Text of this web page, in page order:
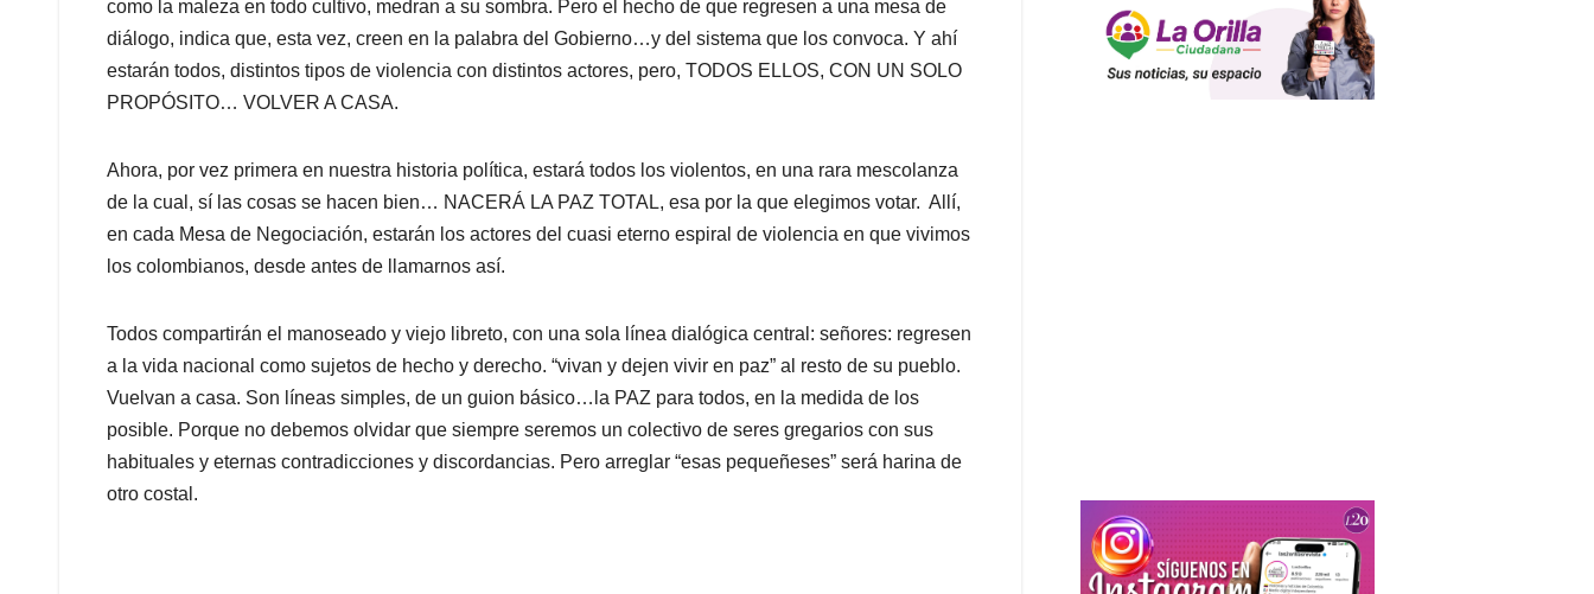
como la maleza en todo cultivo, medran a su sombra. Pero el hecho de que regresen a una mesa de
diálogo, indica que, esta vez, creen en la palabra del Gobierno…y del sistema que los convoca. Y ahí
estarán todos, distintos tipos de violencia con distintos actores, pero, TODOS ELLOS, CON UN SOLO
PROPÓSITO… VOLVER A CASA.
Ahora, por vez primera en nuestra historia política, estará todos los violentos, en una rara mescolanza
de la cual, sí las cosas se hacen bien… NACERÁ LA PAZ TOTAL, esa por la que elegimos votar. Allí,
en cada Mesa de Negociación, estarán los actores del cuasi eterno espiral de violencia en que vivimos
los colombianos, desde antes de llamarnos así.
Todos compartirán el manoseado y viejo libreto, con una sola línea dialógica central: señores: regresen
a la vida nacional como sujetos de hecho y derecho. “vivan y dejen vivir en paz” al resto de su pueblo.
Vuelvan a casa. Son líneas simples, de un guion básico…la PAZ para todos, en la medida de los
posible. Porque no debemos olvidar que siempre seremos un colectivo de seres gregarios con sus
habituales y eternas contradicciones y discordancias. Pero arreglar “esas pequeñeses” será harina de
otro costal.